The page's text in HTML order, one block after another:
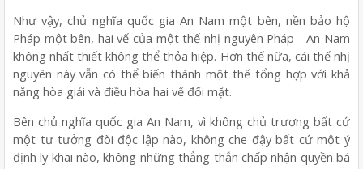
Như vậy, chủ nghĩa quốc gia An Nam một bên, nền bảo hộ
Pháp một bên, hai vế của một thế nhị nguyên Pháp - An Nam
không nhất thiết không thể thỏa hiệp. Hơn thế nữa, cái thế nhị
nguyên này vẫn có thể biến thành một thế tổng hợp với khả
năng hòa giải và điều hòa hai vế đối mặt.
Bên chủ nghĩa quốc gia An Nam, vì không chủ trương bất cứ
một tư tưởng đòi độc lập nào, không che đậy bất cứ một ý
định ly khai nào, không những thẳng thắn chấp nhận quyền bá